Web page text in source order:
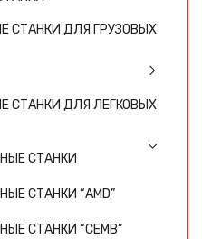
СТАНКИ ДЛЯ ГРУЗОВЫХ
СТАНКИ ДЛЯ ЛЕГКОВЫХ
СТАНКИ
СТАНКИ “AMD”
СТАНКИ “CEMB”